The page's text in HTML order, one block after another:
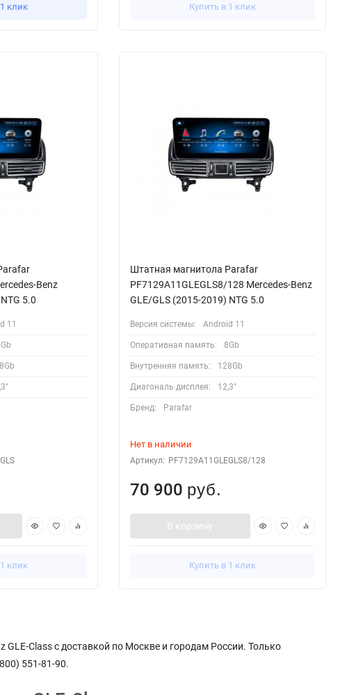
клик Купить в 1 клик
Benz
5.0
11
клик
Штатная магнитола Parafar
PF7129A11GLEGLS8/128 Mercedes-Benz
GLE/GLS (2015-2019) NTG 5.0
Версия системы: Android 11
Оперативная память: 8Gb
Внутренняя память: 128Gb
Диагональ дисплея: 12,3"
Бренд: Parafar
Нет в наличии
Артикул: PF7129A11GLEGLS8/128
70 900 руб.
В корзину
Купить в 1 клик
Class с доставкой по Москве и городам России. Только
551-81-90.